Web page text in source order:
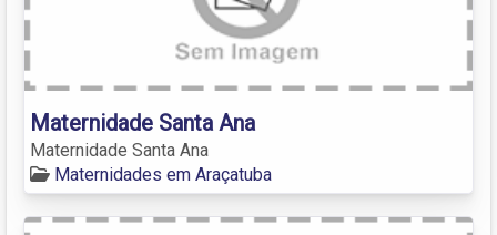
Maternidade Santa Ana
Maternidade Santa Ana
Maternidades em Araçatuba